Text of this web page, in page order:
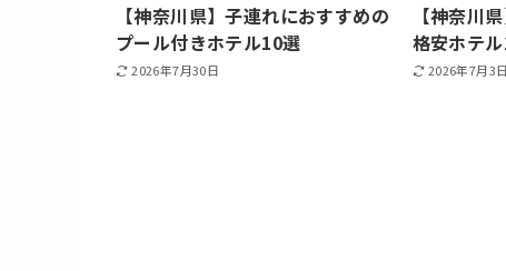
【神奈川県】子連れにおすすめの
プール付きホテル10選
2026年7月30日
【神奈川
格安ホテ
2026年7月3日